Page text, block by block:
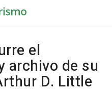
el
archivo de su
D. Little